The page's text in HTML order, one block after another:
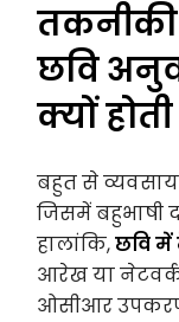
तकनीकी
छवि
क्यों
बहुत से
जिसमें बहुभाषी
हालांकि,छवि में
आरेख या
ओसीआर